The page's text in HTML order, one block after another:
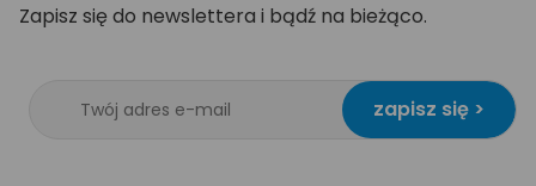
Zapisz się do newslettera i bądź na bieżąco.
zapisz się >